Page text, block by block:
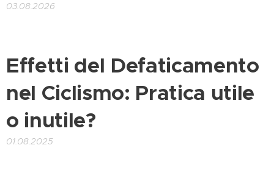
03.08.2026
Effetti del Defaticamento
nel Ciclismo: Pratica utile
o inutile?
01.08.2025